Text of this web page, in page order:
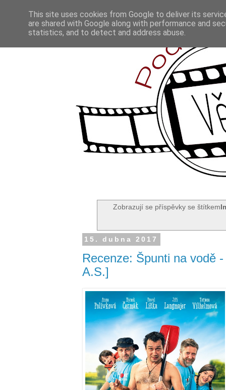
Zobrazují se příspěvky se štítkem
15. dubna 2017
Recenze: Špunti na vodě
A.S.]
This site uses cookies from Google to deliver its
are shared with Google along with performance and
statistics, and to detect and address abuse.